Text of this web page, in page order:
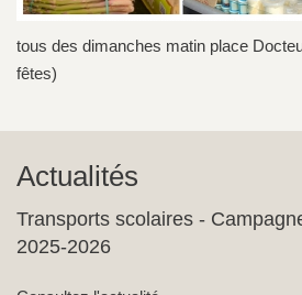
tous des dimanches matin place
fêtes)
Actualités
Transports scolaires -
2025-2026